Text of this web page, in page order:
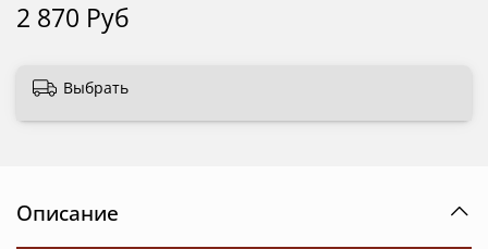
2 870 Руб
Выбрать
Описание